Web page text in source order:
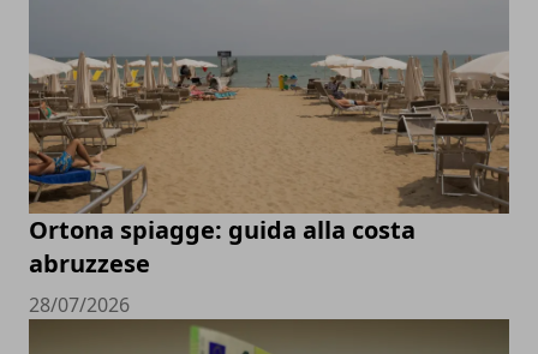
Ortona spiagge: guida alla costa
abruzzese
28/07/2026